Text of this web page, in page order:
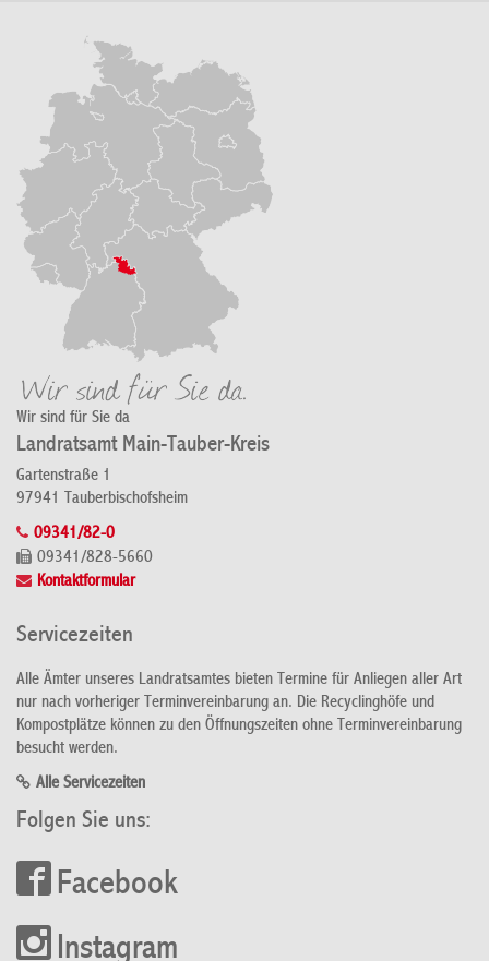
Wir sind für Sie da
Landratsamt Main-Tauber-Kreis
Gartenstraße 1
97941 Tauberbischofsheim
09341/82-0
09341/828-5660
Kontaktformular
Servicezeiten
Alle Ämter unseres Landratsamtes bieten Termine für Anliegen aller Art
nur nach vorheriger Terminvereinbarung an. Die Recyclinghöfe und
Kompostplätze können zu den Öffnungszeiten ohne Terminvereinbarung
besucht werden.
Alle Servicezeiten
Folgen Sie uns:
Facebook
Instagram